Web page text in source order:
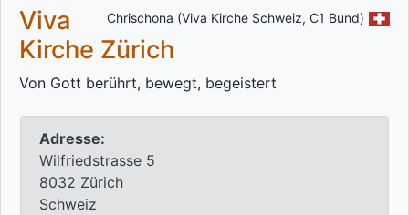
Chrischona (Viva Kirche Schweiz, C1 Bund)
Viva
Kirche Zürich
Von Gott berührt, bewegt, begeistert
Adresse:
Wilfriedstrasse 5
8032 Zürich
Schweiz